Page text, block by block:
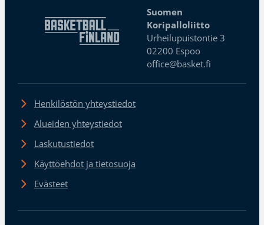
Suomen
Koripalloliitto
Urheilupuistontie 3
02200 Espoo
office@basket.fi
Henkilöstön yhteystiedot
Alueiden yhteystiedot
Laskutustiedot
Käyttöehdot ja tietosuoja
Evästeet